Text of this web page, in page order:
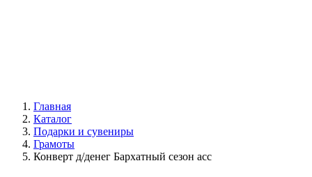
Главная
Каталог
Подарки и сувениры
Грамоты
Конверт д/денег Бархатный сезон асс